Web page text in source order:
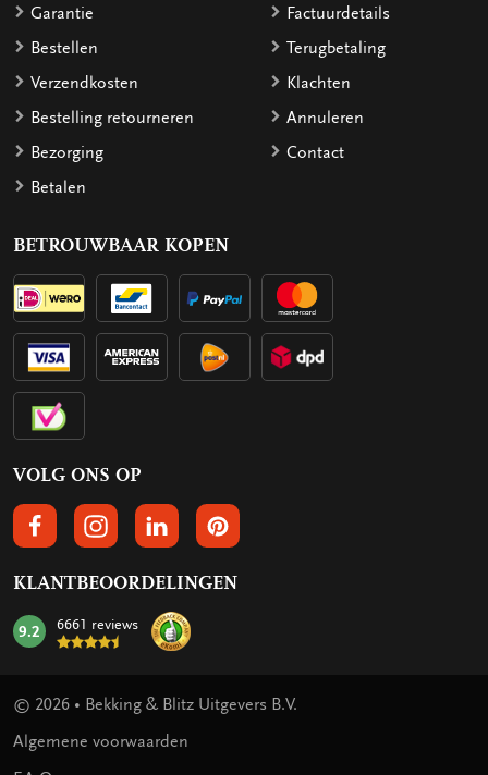
Garantie
Bestellen
Verzendkosten
Bestelling retourneren
Bezorging
Betalen
Factuurdetails
Terugbetaling
Klachten
Annuleren
Contact
BETROUWBAAR KOPEN
VOLG ONS OP
VOLGS ONS OP FACEBOOK
VOLG ONS OP INSTAGRAM
VOLG ONS OP LINKEDIN
VOLG ONS OP PINTEREST
KLANTBEOORDELINGEN
mark:
9.2 6661 reviews
© 2026 • Bekking & Blitz Uitgevers B.V.
Algemene voorwaarden